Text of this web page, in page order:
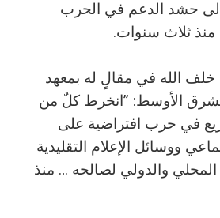
حشد الدعم في الحرب
منذ ثلاث سنوات.
الله في مقالٍ له بمعهد
الأوسط: ”انخرط كلٌ من
في حرب افتراضية على
ووسائل الإعلام التقليدية
المحلي والدولي لصالحه … منذ